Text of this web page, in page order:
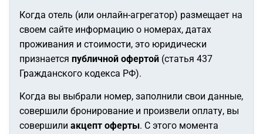
Когда отель (или онлайн-агрегатор) размещает на
своем сайте информацию о номерах, датах
проживания и стоимости, это юридически
признается публичной офертой (статья 437
Гражданского кодекса РФ).
Когда вы выбрали номер, заполнили свои данные,
совершили бронирование и произвели оплату, вы
совершили акцепт оферты. С этого момента